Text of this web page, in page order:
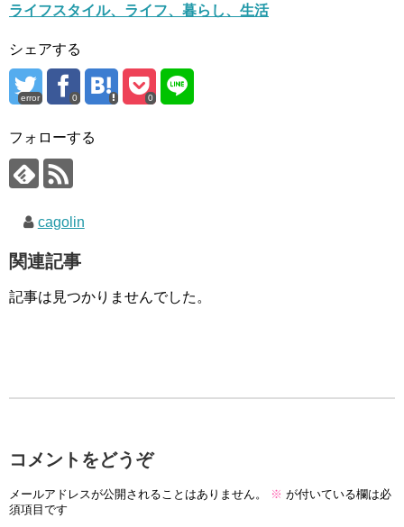
ライフスタイル、ライフ、暮らし、生活
シェアする
error 0 0
フォローする
cagolin
関連記事
記事は見つかりませんでした。
コメントをどうぞ
メールアドレスが公開されることはありません。 ※ が付いている欄は必
須項目です